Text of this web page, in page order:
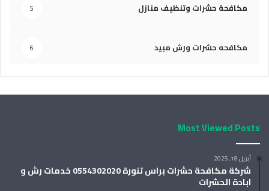
مكافحة حشرات وتنظيف منازل 5
مكافحه حشرات ورش مبيد 6
Most Viewed Posts
أبريل 18, 2025
شركة مكافحة حشرات براس تنورة 0554302020 خدمات رش و
ابادة الحشرات